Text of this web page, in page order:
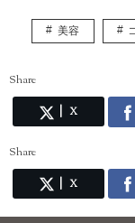
美容
Share
X
Share
X